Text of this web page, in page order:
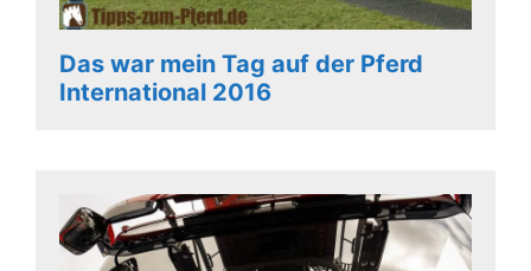
Das war mein Tag auf der Pferd
International 2016